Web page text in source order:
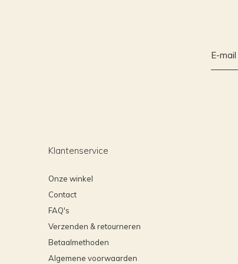
Klantenservice
Onze winkel
Contact
FAQ's
Verzenden & retourneren
Betaalmethoden
Algemene voorwaarden